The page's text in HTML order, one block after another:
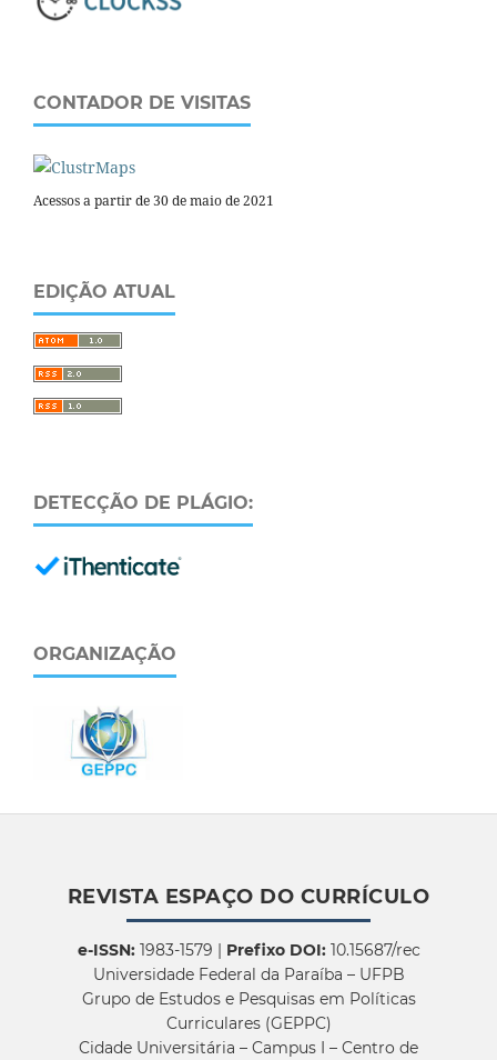
CONTADOR DE VISITAS
Acessos a partir de 30 de maio de 2021
EDIÇÃO ATUAL
DETECÇÃO DE PLÁGIO:
ORGANIZAÇÃO
REVISTA ESPAÇO DO CURRÍCULO
e-ISSN:1983-1579 | Prefixo DOI:10.15687/rec
Universidade Federal da Paraíba – UFPB
Grupo de Estudos e Pesquisas em Políticas
Curriculares (GEPPC)
Cidade Universitária – Campus I – Centro de